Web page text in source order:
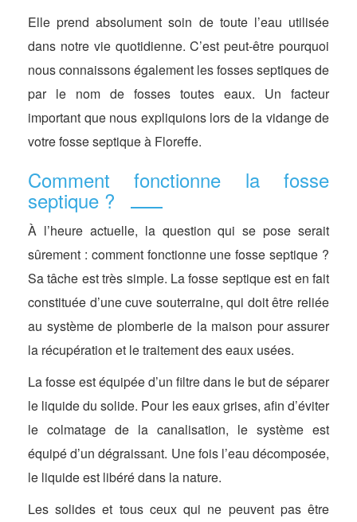
Elle prend absolument soin de toute l’eau utilisée
dans notre vie quotidienne. C’est peut-être pourquoi
nous connaissons également les fosses septiques de
par le nom de fosses toutes eaux. Un facteur
important que nous expliquions lors de la vidange de
votre fosse septique à Floreffe.
Comment fonctionne la fosse
septique ?
À l’heure actuelle, la question qui se pose serait
sûrement : comment fonctionne une fosse septique ?
Sa tâche est très simple. La fosse septique est en fait
constituée d’une cuve souterraine, qui doit être reliée
au système de plomberie de la maison pour assurer
la récupération et le traitement des eaux usées.
La fosse est équipée d’un filtre dans le but de séparer
le liquide du solide. Pour les eaux grises, afin d’éviter
le colmatage de la canalisation, le système est
équipé d’un dégraissant. Une fois l’eau décomposée,
le liquide est libéré dans la nature.
Les solides et tous ceux qui ne peuvent pas être